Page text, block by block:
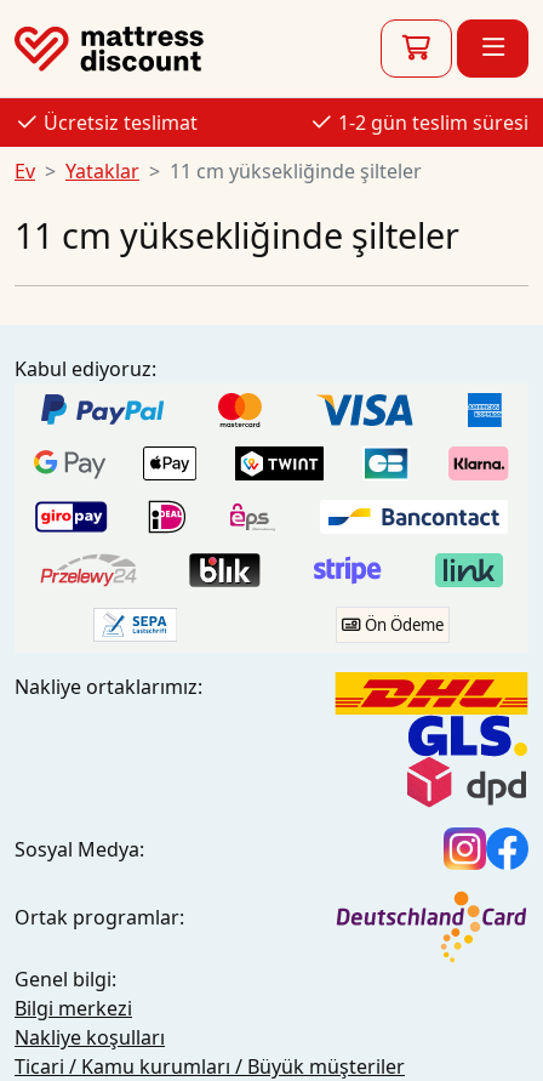
Ücretsiz teslimat
1-2 gün teslim süresi
Ev
Yataklar 11 cm yüksekliğinde şilteler
11 cm yüksekliğinde şilteler
Kabul ediyoruz:
Ön Ödeme
Nakliye ortaklarımız:
Sosyal Medya:
Ortak programlar:
Genel bilgi:
Bilgi merkezi
Nakliye koşulları
Ticari / Kamu kurumları / Büyük müşteriler